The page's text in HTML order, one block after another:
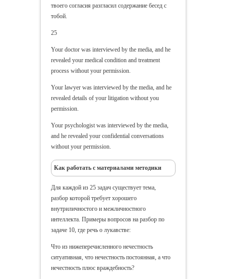
твоего согласия разгласил содержание бесед с
тобой.
25
Your doctor was interviewed by the media, and he
revealed your medical condition and treatment
process without your permission.
Your lawyer was interviewed by the media, and he
revealed details of your litigation without you
permission.
Your psychologist was interviewed by the media,
and he revealed your confidential conversations
without your permission.
Как работать с материалами методики
Для каждой из 25 задач существует тема,
разбор которой требует хорошего
внутриличностого и межличностного
интеллекта. Примеры вопросов на разбор по
задаче 10, где речь о лукавстве:
Что из нижеперечисленного нечестность
ситуативная, что нечестность постоянная, а что
нечестность плюс враждебность?